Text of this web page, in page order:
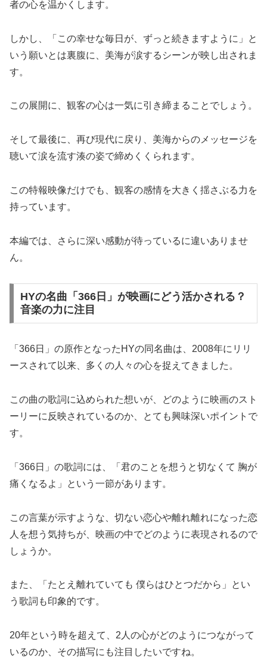
者の心を温かくします。
しかし、「この幸せな毎日が、ずっと続きますように」と
いう願いとは裏腹に、美海が涙するシーンが映し出されま
す。
この展開に、観客の心は一気に引き締まることでしょう。
そして最後に、再び現代に戻り、美海からのメッセージを
聴いて涙を流す湊の姿で締めくくられます。
この特報映像だけでも、観客の感情を大きく揺さぶる力を
持っています。
本編では、さらに深い感動が待っているに違いありませ
ん。
HYの名曲「366日」が映画にどう活かされる？
音楽の力に注目
「366日」の原作となったHYの同名曲は、2008年にリリ
ースされて以来、多くの人々の心を捉えてきました。
この曲の歌詞に込められた想いが、どのように映画のスト
ーリーに反映されているのか、とても興味深いポイントで
す。
「366日」の歌詞には、「君のことを想うと切なくて 胸が
痛くなるよ」という一節があります。
この言葉が示すような、切ない恋心や離れ離れになった恋
人を想う気持ちが、映画の中でどのように表現されるので
しょうか。
また、「たとえ離れていても 僕らはひとつだから」とい
う歌詞も印象的です。
20年という時を超えて、2人の心がどのようにつながって
いるのか、その描写にも注目したいですね。